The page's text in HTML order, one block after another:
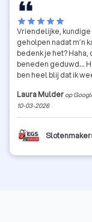
starstarstarstarstar
Vriendelijke,
geholpen nadat m’n
bedenk je het? Haha,
beneden geduwd…
ben heel blij dat ik
Laura Mulder op
10-03-2026